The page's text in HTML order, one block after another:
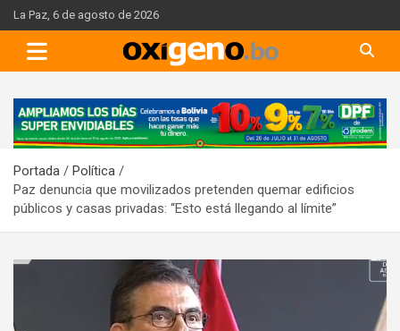
Skip
to
content
La Paz, 6 de agosto de 2026
A
d
e
r
t
Portada
Política
Paz denuncia que movilizados pretenden quemar edificios
públicos y casas privadas: “Esto está llegando al límite”